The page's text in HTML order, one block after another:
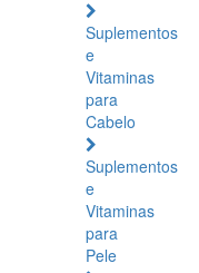
Suplementos
e
Vitaminas
para
Cabelo
Suplementos
e
Vitaminas
para
Pele